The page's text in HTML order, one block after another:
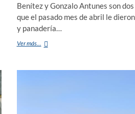
Benítez y Gonzalo Antunes son
que el pasado mes de abril le
y panadería…
Ver más...